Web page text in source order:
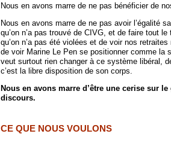
Nous en avons marre de ne pas bénéficier de
Nous en avons marre de ne pas avoir l’égalité
qu’on n’a pas trouvé de CIVG, et de faire tout
qu’on n’a pas été violées et de voir nos
de voir Marine Le Pen se positionner comme la
veut surtout rien changer à ce système libéral,
c’est la libre disposition de son corps.
Nous en avons marre d’être une cerise sur
discours.
CE QUE NOUS VOULONS